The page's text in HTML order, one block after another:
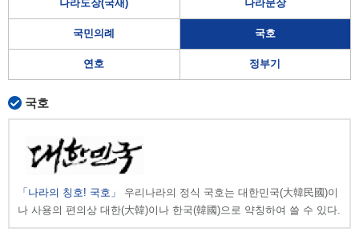
나라도장(국새) 나라문장
국민의례 국호
연호 정부기
국호
「나라의 칭호! 국호」
우리나라의 정식 국호는 대한민국(大韓民國)이
나 사용의 편의상 대한(大韓)이나 한국(韓國)으로 약칭하여 쓸 수 있다.